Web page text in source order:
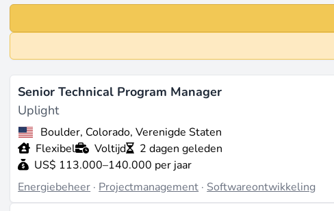
Senior Technical Program Manager
Uplight
Boulder, Colorado, Verenigde Staten
Flexibel
Voltijd
2 dagen geleden
US$ 113.000–140.000 per jaar
Energiebeheer · Projectmanagement · Softwareontwikkeling